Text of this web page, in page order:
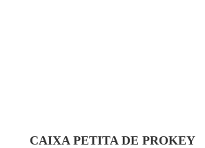
CAIXA PETITA DE PROKEY